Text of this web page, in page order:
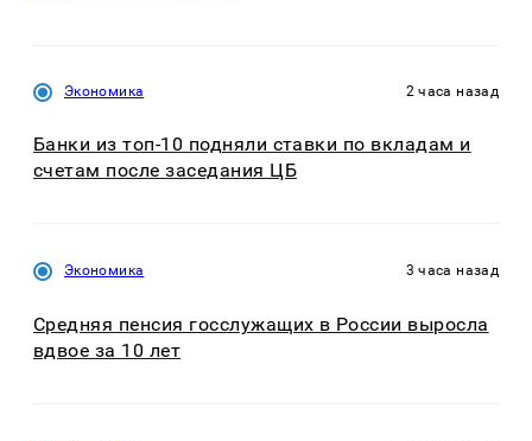
Экономика 2 часа назад
Банки из топ-10 подняли ставки по вкладам и
счетам после заседания ЦБ
Экономика 3 часа назад
Средняя пенсия госслужащих в России выросла
вдвое за 10 лет